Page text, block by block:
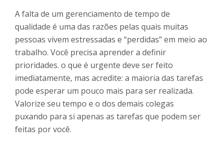
A falta de um gerenciamento de tempo de
qualidade é uma das razões pelas quais muitas
pessoas vivem estressadas e “perdidas” em meio ao
trabalho. Você precisa aprender a definir
prioridades. o que é urgente deve ser feito
imediatamente, mas acredite: a maioria das tarefas
pode esperar um pouco mais para ser realizada.
Valorize seu tempo e o dos demais colegas
puxando para si apenas as tarefas que podem ser
feitas por você.